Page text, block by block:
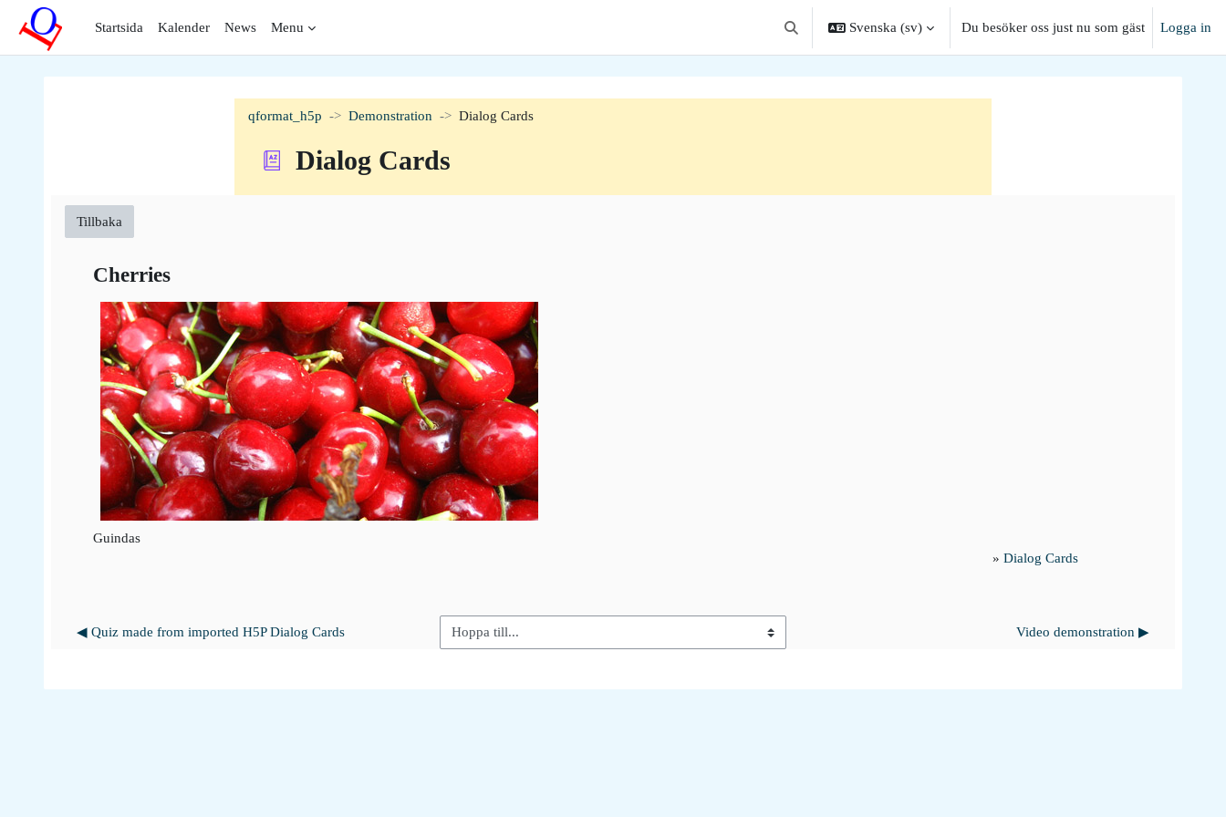
Gå direkt till huvudinnehåll
Startsida
Kalender News Menu
Växla sökinmatning
Svenska ‎(sv)‎ Du besöker oss just nu som gäst Logga in
qformat_h5p Demonstration Dialog Cards
Dialog Cards
Tillbaka
Cherries
Guindas
» Dialog Cards
◀︎ Quiz made from imported H5P Dialog Cards
Hoppa till...
Video demonstration ▶︎